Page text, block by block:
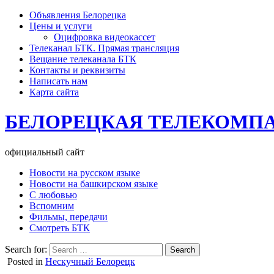
Объявления Белорецка
Цены и услуги
Оцифровка видеокассет
Телеканал БТК. Прямая трансляция
Вещание телеканала БТК
Контакты и реквизиты
Написать нам
Карта сайта
БЕЛОРЕЦКАЯ
официальный сайт
Новости на русском языке
Новости на башкирском языке
С любовью
Вспомним
Фильмы, передачи
Смотреть БТК
Search for:
Posted in Нескучный Белорецк